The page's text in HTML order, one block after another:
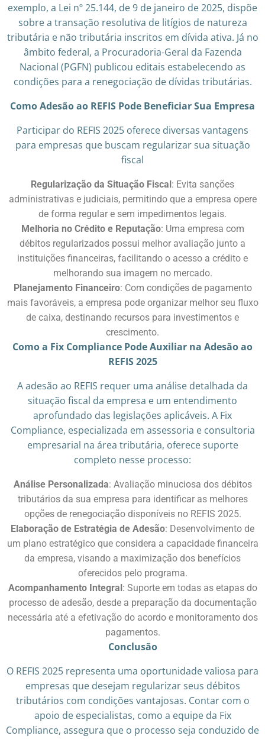
exemplo, a Lei nº 25.144, de 9 de janeiro de 2025, dispõe
sobre a transação resolutiva de litígios de natureza
tributária e não tributária inscritos em dívida ativa. Já no
âmbito federal, a Procuradoria-Geral da Fazenda
Nacional (PGFN) publicou editais estabelecendo as
condições para a renegociação de dívidas tributárias.
Como Adesão ao REFIS Pode Beneficiar Sua Empresa
Participar do REFIS 2025 oferece diversas vantagens
para empresas que buscam regularizar sua situação
fiscal
Regularização da Situação Fiscal: Evita sanções
administrativas e judiciais, permitindo que a empresa opere
de forma regular e sem impedimentos legais.​
Melhoria no Crédito e Reputação: Uma empresa com
débitos regularizados possui melhor avaliação junto a
instituições financeiras, facilitando o acesso a crédito e
melhorando sua imagem no mercado.​
Planejamento Financeiro: Com condições de pagamento
mais favoráveis, a empresa pode organizar melhor seu fluxo
de caixa, destinando recursos para investimentos e
crescimento.​
Como a Fix Compliance Pode Auxiliar na Adesão ao
REFIS 2025
A adesão ao REFIS requer uma análise detalhada da
situação fiscal da empresa e um entendimento
aprofundado das legislações aplicáveis. A Fix
Compliance, especializada em assessoria e consultoria
empresarial na área tributária, oferece suporte
completo nesse processo:​
Análise Personalizada: Avaliação minuciosa dos débitos
tributários da sua empresa para identificar as melhores
opções de renegociação disponíveis no REFIS 2025.​
Elaboração de Estratégia de Adesão: Desenvolvimento de
um plano estratégico que considera a capacidade financeira
da empresa, visando a maximização dos benefícios
oferecidos pelo programa.​
Acompanhamento Integral: Suporte em todas as etapas do
processo de adesão, desde a preparação da documentação
necessária até a efetivação do acordo e monitoramento dos
pagamentos.​
Conclusão
O REFIS 2025 representa uma oportunidade valiosa para
empresas que desejam regularizar seus débitos
tributários com condições vantajosas. Contar com o
apoio de especialistas, como a equipe da Fix
Compliance, assegura que o processo seja conduzido de